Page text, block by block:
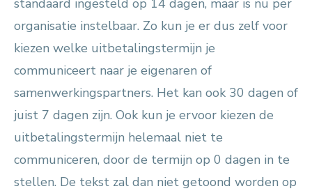
standaard ingesteld op 14 dagen, maar is nu per
organisatie instelbaar. Zo kun je er dus zelf voor
kiezen welke uitbetalingstermijn je
communiceert naar je eigenaren of
samenwerkingspartners. Het kan ook 30 dagen of
juist 7 dagen zijn. Ook kun je ervoor kiezen de
uitbetalingstermijn helemaal niet te
communiceren, door de termijn op 0 dagen in te
stellen. De tekst zal dan niet getoond worden op